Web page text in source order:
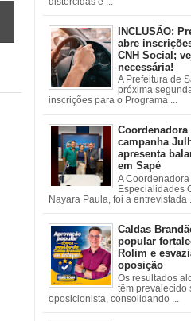
INCLUSÃO:
abre
CNH Social;
necessária!
A Prefeitura de
próxima
inscrições para o Programa ...
Coordenadora
campanha
apresenta
em Sapé
A
Especialidades
Nayara Paula, foi a entrevistada ...
Caldas
popular
Rolim e
oposição
Os resultados
têm prevalecido
oposicionista, consolidando ...